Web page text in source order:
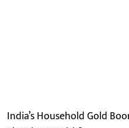
India’s Household Gold